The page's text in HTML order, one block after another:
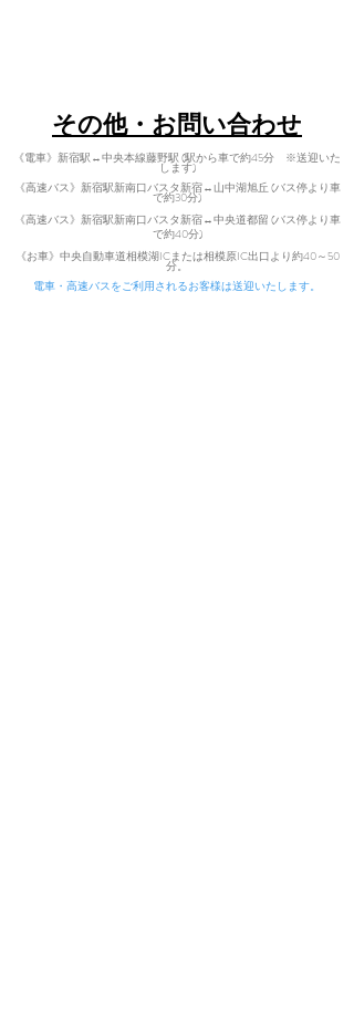
​その他・お問い合わせ
《電車》新宿駅↔中央本線藤野駅 (駅から車で約45分 ※送迎いた
します)
《高速バス》新宿駅新南口バスタ新宿↔山中湖旭丘 (バス停より車
で約30分)
《高速バス》新宿駅新南口バスタ新宿↔中央道都留 (バス停より車
で約40分)
《お車》中央自動車道相模湖ICまたは相模原IC出口より約40～50
分。
電車・高速バスをご利用されるお客様は送迎いたします。